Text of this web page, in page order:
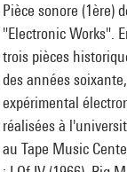
Pièce sonore (1ère)
"Electronic Works".
trois pièces
des années
expérimental
réalisées à
au Tape Music